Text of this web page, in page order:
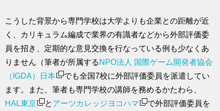
こうした背景から専門学校は大学よりも企業との距離が近
く、カリキュラム編成で業界の有識者などから外部評価委
員を招き、定期的な意見交換を行なっている例も少なくあ
りません（筆者が所属する NPO法人 国際ゲーム開発者協会
（IGDA）日本
でも全国7校に外部評価委員を派遣してい
ます。また、筆者も専門学校の講師を務めるかたわら、
HAL東京
と アーツカレッジヨコハマ
で外部評価委員を